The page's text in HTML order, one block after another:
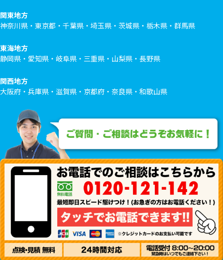
関東地方
神奈川県・東京都・千葉県・埼玉県・茨城県・栃木県・群馬県
東海地方
静岡県・愛知県・岐阜県・三重県・山梨県・長野県
関西地方
大阪府・兵庫県・滋賀県・京都府・奈良県・和歌山県